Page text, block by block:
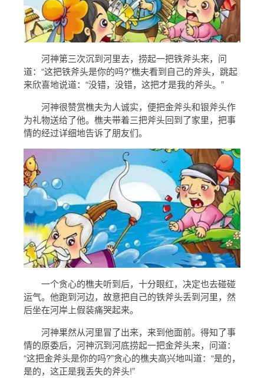
河神第三次沉到河里去，捞起一把铁斧头来，问
道：“这把铁斧头是你的吗?”樵夫看到自己的斧头，跳起
来欣喜地说道：“没错，没错，这把才是我的斧头。”
河神很赞赏樵夫为人诚实，便把金斧头和银斧头作
为礼物送给了他。樵夫带着三把斧头回到了家里，把事
情的经过详细地告诉了朋友们。
一个贪心的樵夫听到后，十分眼红，决定也去碰碰
运气。他跑到河边，故意把自己的铁斧头丢到河里，然
后坐在河岸上假装痛哭起来。
河神果然从河里冒了出来，来到他面前。得知了事
情的原委后，河神沉到河底捞起一把金斧头来，问道：
“这把金斧头是你的吗?”贪心的樵夫高兴地叫道：“是的，
是的，这正是我丢失的斧头!”